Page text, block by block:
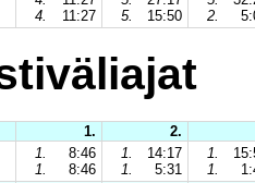
4.
11:27 5. 15:50 2.
1.
2.
1. 8:46 1. 14:17 1.
1.
8:46 1. 5:31 1.